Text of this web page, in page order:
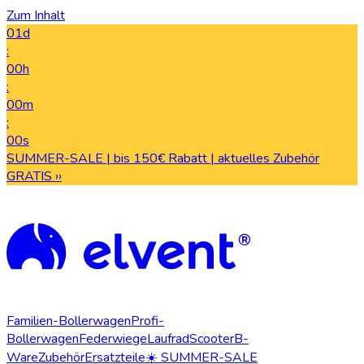
Zum Inhalt
01d
:
00h
:
00m
:
00s
SUMMER-SALE | bis 150€ Rabatt | aktuelles Zubehör
GRATIS ››
Familien-BollerwagenProfi-
BollerwagenFederwiegeLaufradScooterB-
WareZubehörErsatzteile☀️ SUMMER-SALE